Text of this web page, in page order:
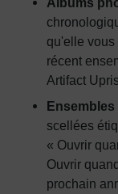
qu'elle
récent
Artifact
scellées
« Ouvrir
Ouvrir
prochain